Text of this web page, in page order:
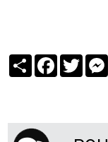
PartagerFacebook